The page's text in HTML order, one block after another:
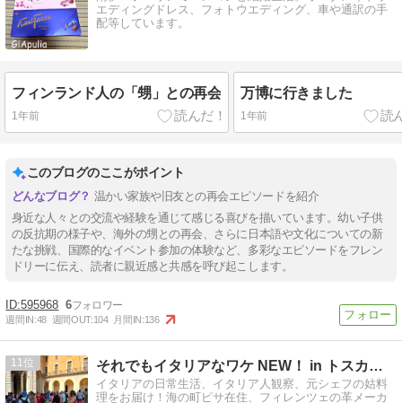
エディングドレス、フォトウエディング、車や通訳の手
配等しています。
フィンランド人の「甥」との再会
1年前
万博に行きました
1年前
このブログのここがポイント
温かい家族や旧友との再会エピソードを紹介
身近な人々との交流や経験を通じて感じる喜びを描いています。幼い子供
の反抗期の様子や、海外の甥との再会、さらに日本語や文化についての新
たな挑戦、国際的なイベント参加の体験など、多彩なエピソードをフレン
ドリーに伝え、読者に親近感と共感を呼び起こします。
595968 6
週間IN:48 週間OUT:104 月間IN:136
11 それでもイタリアなワケ NEW！ in トスカーナ
イタリアの日常生活、イタリア人観察、元シェフの姑料
理をお届け！海の町ピサ在住、フィレンツェの革メーカ